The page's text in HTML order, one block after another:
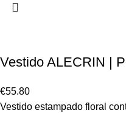
Vestido ALECRIN |
€55.80
Vestido estampado floral